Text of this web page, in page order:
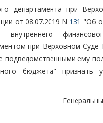
департамента при
от 08.07.2019 N 131 "Об
внутреннего
при Верховном Суде
подведомственными ему
бюджета" признать